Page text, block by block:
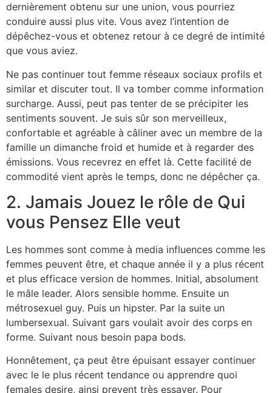
dernièrement obtenu sur une union, vous pourriez
conduire aussi plus vite. Vous avez l’intention de
dépêchez-vous et obtenez retour à ce degré de intimité
que vous aviez.
Ne pas continuer tout femme réseaux sociaux profils et
similar et discuter tout. Il va tomber comme information
surcharge. Aussi, peut pas tenter de se précipiter les
sentiments souvent. Je suis sûr son merveilleux,
confortable et agréable à câliner avec un membre de la
famille un dimanche froid et humide et à regarder des
émissions. Vous recevrez en effet là. Cette facilité de
commodité vient après le temps, donc ne dépêcher ça.
2. Jamais Jouez le rôle de Qui
vous Pensez Elle veut
Les hommes sont comme à media influences comme les
femmes peuvent être, et chaque année il y a plus récent
et plus efficace version de hommes. Initial, absolument
le mâle leader. Alors sensible homme. Ensuite un
métrosexuel guy. Puis un hipster. Par la suite un
lumbersexual. Suivant gars voulait avoir des corps en
forme. Suivant nous besoin papa bods.
Honnêtement, ça peut être épuisant essayer continuer
avec le le plus récent tendance ou apprendre quoi
females desire, ainsi prevent très essayer. Pour